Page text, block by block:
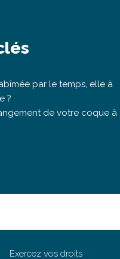
par le temps, elle à
?
de votre coque à
Exercez vos droits